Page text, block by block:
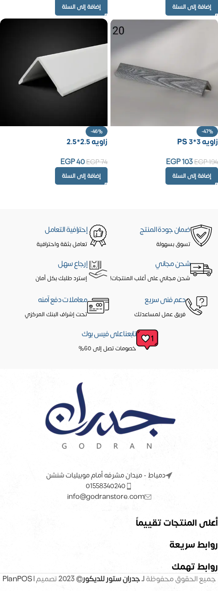
إضافة إلى السلة إضافة إلى السلة
-47%
زاويه PS 3*3
EGP194
EGP103
إضافة إلى السلة
-46%
زاويه 2.5*2.5
EGP74
EGP40
إضافة إلى السلة
ضمان جودة المنتج
تسوق بسهولة
إحترافية التعامل
تعامل بثقة واحترافية
شحن مجاني
شحن مجاني على أغلب المنتجات!
إرجاع سهل
إسترد طلبك بكل أمان
دعم فنى سريع
فريق عمل لمساعدتك
معاملات دفع آمنه
تحت إشراف البنك المركزي
تابعنا على فيس بوك
خصومات تصل إلى 60%
دمياط - ميدان مشرفه أمام موبيليات شنشن
01558340240
info@godranstore.com
أعلى المنتجات تقييماً
روابط سريعة
روابط تهمك
جميع الحقوق محفوظةلـجدران ستور للديكور© 2023 تصميم |PlanPOS